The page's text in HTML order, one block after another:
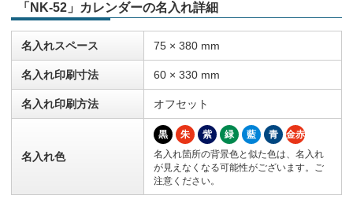
「NK-52」カレンダーの名入れ詳細
名入れスペース 75 × 380 mm
名入れ印刷寸法 60 × 330 mm
名入れ印刷方法 オフセット
名入れ色
黒 朱 紫 緑 藍 青
金赤
名入れ箇所の背景色と似た色は、名入れ
が見えなくなる可能性がございます。ご
注意ください。